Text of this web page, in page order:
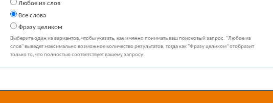
Любое из слов
Все слова
Фразу целиком
Выберите один из вариантов, чтобы указать, как именно понимать ваш поисковый запрос. "Любое из
слов" выведет максимально возможное количество результатов, тогда как "Фразу целиком" отобразит
только то, что полностью соответствует вашему запросу.